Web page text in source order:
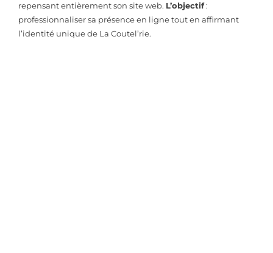
repensant entièrement son site web. L’objectif:
professionnaliser sa présence en ligne tout en affirmant
l’identité unique de La Coutel’rie.